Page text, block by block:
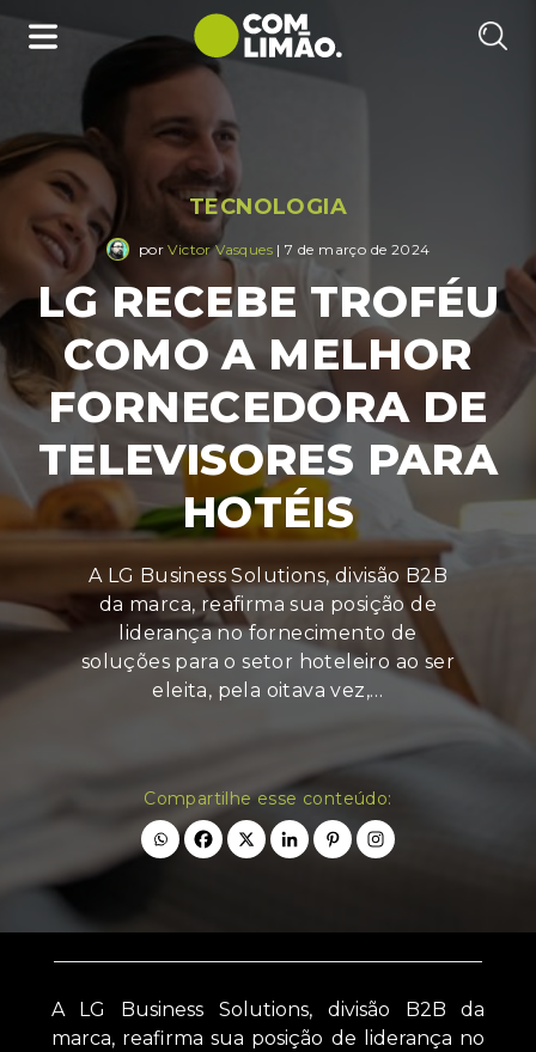
TECNOLOGIA
porVictor Vasques | 7 de março de 2024
LG RECEBE TROFÉU
COMO A MELHOR
FORNECEDORA DE
TELEVISORES PARA
HOTÉIS
A LG Business Solutions, divisão B2B
da marca, reafirma sua posição de
liderança no fornecimento de
soluções para o setor hoteleiro ao ser
eleita, pela oitava vez,…
Compartilhe esse conteúdo:
A LG Business Solutions, divisão B2B da
marca, reafirma sua posição de liderança no